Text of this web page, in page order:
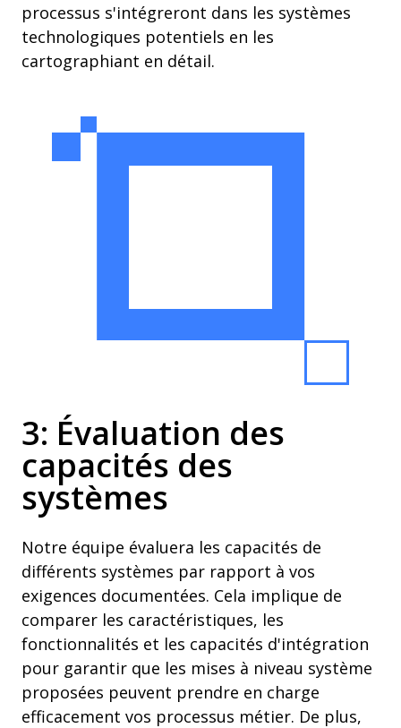
processus s'intégreront dans les systèmes
technologiques potentiels en les
cartographiant en détail.
3: Évaluation des
capacités des
systèmes
Notre équipe évaluera les capacités de
différents systèmes par rapport à vos
exigences documentées. Cela implique de
comparer les caractéristiques, les
fonctionnalités et les capacités d'intégration
pour garantir que les mises à niveau système
proposées peuvent prendre en charge
efficacement vos processus métier. De plus,